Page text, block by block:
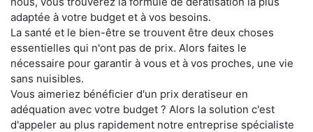
adaptée à votre budget et à vos besoins.
La santé et le bien-être se trouvent être deux choses
essentielles qui n'ont pas de prix. Alors faites le
nécessaire pour garantir à vous et à vos proches, une vie
sans nuisibles.
Vous aimeriez bénéficier d'un prix deratiseur en
adéquation avec votre budget ? Alors la solution c'est
d'appeler au plus rapidement notre entreprise spécialiste